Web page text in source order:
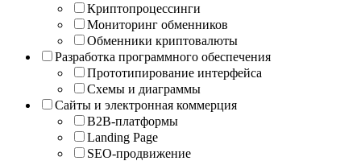
Криптопроцессинги
Мониторинг обменников
Обменники криптовалюты
Разработка программного обеспечения
Прототипирование интерфейса
Схемы и диаграммы
Сайты и электронная коммерция
B2B-платформы
Landing Page
SEO-продвижение